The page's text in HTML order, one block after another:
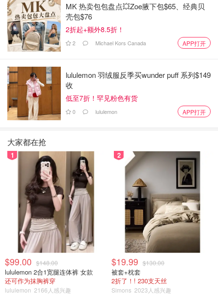
必须先说，我不是任何香味都接受不了，像saje家的很大一
部分人气精油我都是可以接受的。我没认真测试过到底我什
么香味能闻什么不能，用生活经验来推断就是不浓的纯天然
香味可以接受，其他人工香/很浓的香一概不行。
第一名🥇
caudalie vinoperfect radiance serum
MK 热卖包包盘点💥Zoe腋下包$65、经典贝
壳包$76
2折起+额外8.5折！
2 Michael Kors Canada APP打开
lululemon 羽绒服反季买wunder puff 系列$149
收
低至7折！罕见粉色有货
0 lululemon APP打开
大家都在抢
1
$99.00 $148.00
lululemon 2合1宽腿连体裤 女款
还可作为抹胸裤穿
lululemon 2166人感兴趣
2
$19.99 $130.00
被套+枕套
2折了！! 230支天丝
Simons 2023人感兴趣